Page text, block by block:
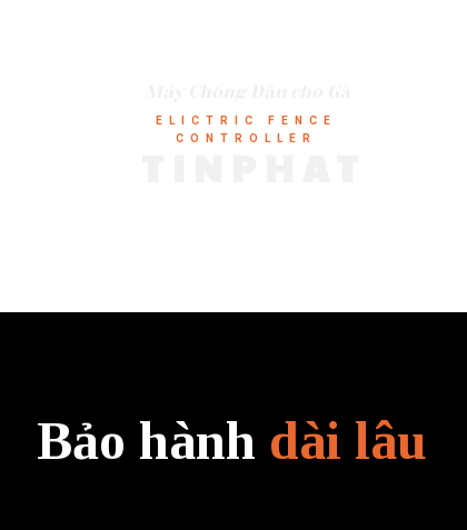
ELICTRIC FENCE
CONTROLLER
Bảo hành dài lâu